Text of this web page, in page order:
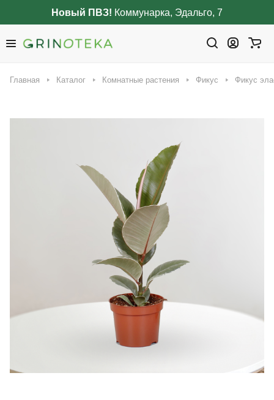
Новый ПВЗ! Коммунарка, Эдальго, 7
Главная Каталог Комнатные растения Фикус Фикус